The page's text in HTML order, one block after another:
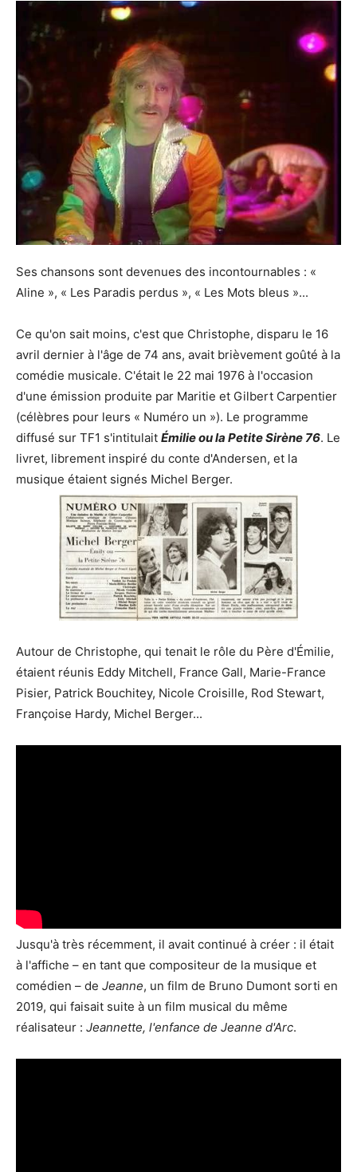
Ses chansons sont devenues des incontournables : «
Aline », « Les Paradis perdus », « Les Mots bleus »...
Ce qu'on sait moins, c'est que Christophe, disparu le 16
avril dernier à l'âge de 74 ans, avait brièvement goûté à la
comédie musicale. C'était le 22 mai 1976 à l'occasion
d'une émission produite par Maritie et Gilbert Carpentier
(célèbres pour leurs « Numéro un »). Le programme
diffusé sur TF1 s'intitulait Émilie ou la Petite Sirène 76. Le
livret, librement inspiré du conte d'Andersen, et la
musique étaient signés Michel Berger.
Autour de Christophe, qui tenait le rôle du Père d'Émilie,
étaient réunis Eddy Mitchell, France Gall, Marie-France
Pisier, Patrick Bouchitey, Nicole Croisille, Rod Stewart,
Françoise Hardy, Michel Berger...
Jusqu'à très récemment, il avait continué à créer : il était
à l'affiche – en tant que compositeur de la musique et
comédien – de Jeanne, un film de Bruno Dumont sorti en
2019, qui faisait suite à un film musical du même
réalisateur : Jeannette, l'enfance de Jeanne d'Arc.